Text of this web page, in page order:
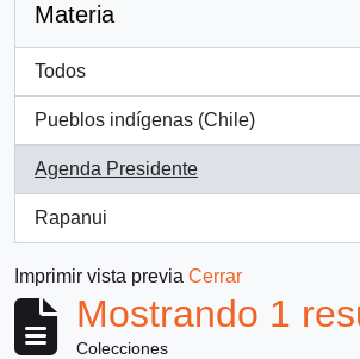
Materia
Todos
Pueblos indígenas (Chile)
, 1 resultados
Agenda Presidente
, 1 resultados
Rapanui
, 1 resultados
Imprimir vista previa Cerrar
Mostrando 1
Colecciones